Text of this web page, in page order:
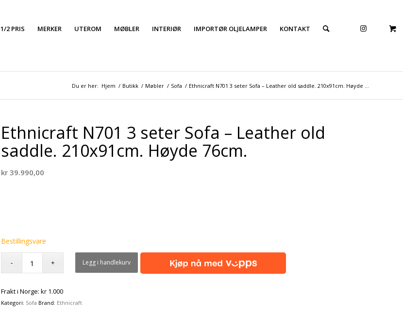
1/2 PRIS MERKER UTEROM MØBLER INTERIØR IMPORTØR OLJELAMPER KONTAKT
Du er her: Hjem / Butikk / Møbler / Sofa / Ethnicraft N701 3 seter Sofa – Leather old saddle. 210x91cm. Høyde ...
Ethnicraft N701 3 seter Sofa – Leather old
saddle. 210x91cm. Høyde 76cm.
kr 39.990,00
Bestillingsvare
Legg i handlekurv
Frakt i Norge: kr 1.000
Kategori: Sofa Brand: Ethnicraft